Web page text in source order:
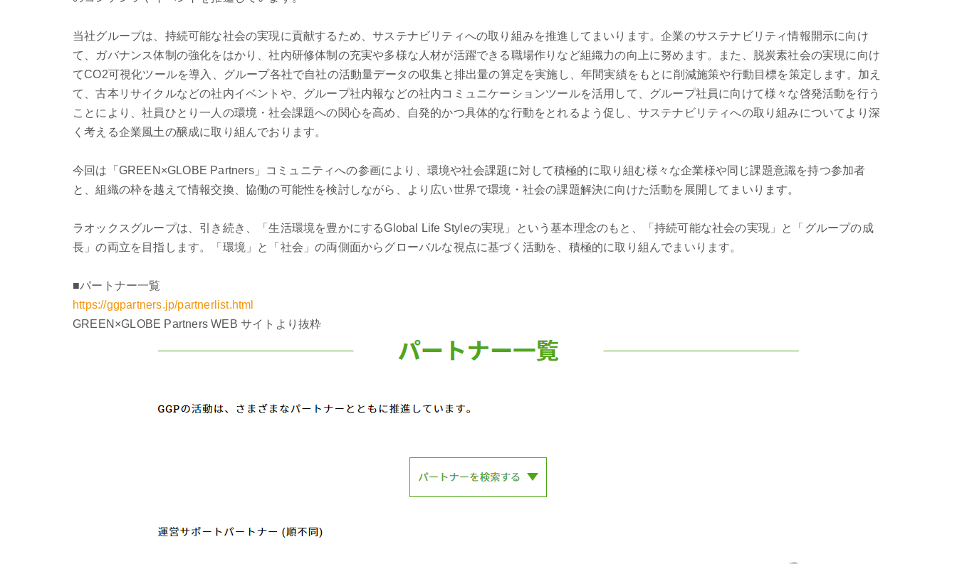
当社グループは、持続可能な社会の実現に貢献するため、サステナビリティへの取り組みを推進してまいります。企業のサステナビリティ情報開示に向け
て、ガバナンス体制の強化をはかり、社内研修体制の充実や多様な人材が活躍できる職場作りなど組織力の向上に努めます。また、脱炭素社会の実現に向け
てCO2可視化ツールを導入、グループ各社で自社の活動量データの収集と排出量の算定を実施し、年間実績をもとに削減施策や行動目標を策定します。加え
て、古本リサイクルなどの社内イベントや、グループ社内報などの社内コミュニケーションツールを活用して、グループ社員に向けて様々な啓発活動を行う
ことにより、社員ひとり一人の環境・社会課題への関心を高め、自発的かつ具体的な行動をとれるよう促し、サステナビリティへの取り組みについてより深
く考える企業風土の醸成に取り組んでおります。
今回は「GREEN×GLOBE Partners」コミュニティへの参画により、環境や社会課題に対して積極的に取り組む様々な企業様や同じ課題意識を持つ参加者
と、組織の枠を越えて情報交換、協働の可能性を検討しながら、より広い世界で環境・社会の課題解決に向けた活動を展開してまいります。
ラオックスグループは、引き続き、「生活環境を豊かにするGlobal Life Styleの実現」という基本理念のもと、「持続可能な社会の実現」と「グループの成
長」の両立を目指します。「環境」と「社会」の両側面からグローバルな視点に基づく活動を、積極的に取り組んでまいります。
■パートナー一覧
https://ggpartners.jp/partnerlist.html
GREEN×GLOBE Partners WEB サイトより抜粋